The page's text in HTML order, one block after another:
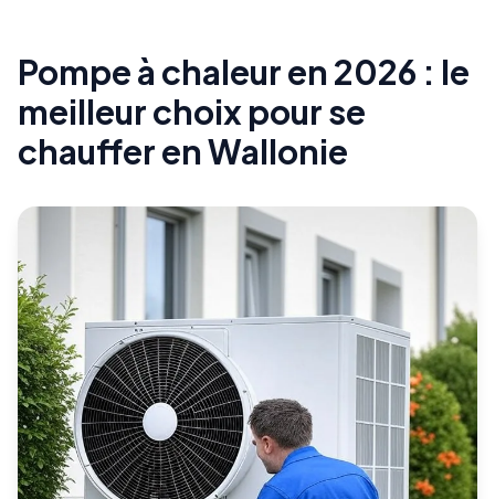
Pompe à chaleur en 2026 : le
meilleur choix pour se
chauffer en Wallonie